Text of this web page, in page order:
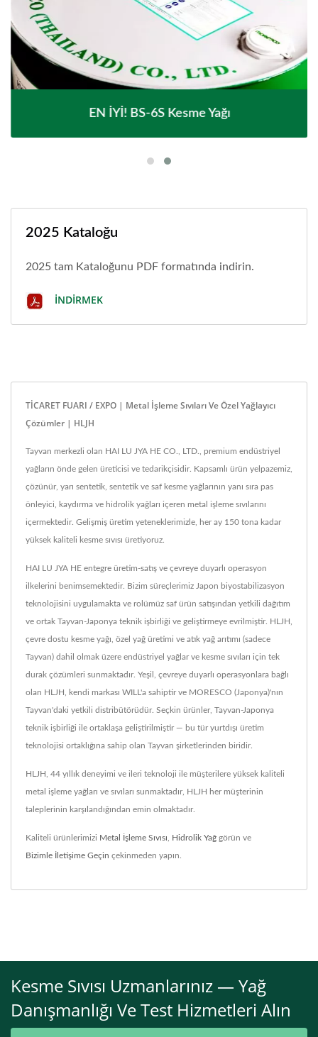
EN İYİ! BS-6S Kesme Yağı
2025 Kataloğu
2025 tam Kataloğunu PDF formatında indirin.
İNDIRMEK
TİCARET FUARI / EXPO | Metal İşleme Sıvıları Ve Özel Yağlayıcı
Çözümler | HLJH
Tayvan merkezli olan HAI LU JYA HE CO., LTD., premium endüstriyel
yağların önde gelen üreticisi ve tedarikçisidir. Kapsamlı ürün yelpazemiz,
çözünür, yarı sentetik, sentetik ve saf kesme yağlarının yanı sıra pas
önleyici, kaydırma ve hidrolik yağları içeren metal işleme sıvılarını
içermektedir. Gelişmiş üretim yeteneklerimizle, her ay 150 tona kadar
yüksek kaliteli kesme sıvısı üretiyoruz.
HAI LU JYA HE entegre üretim-satış ve çevreye duyarlı operasyon
ilkelerini benimsemektedir. Bizim süreçlerimiz Japon biyostabilizasyon
teknolojisini uygulamakta ve rolümüz saf ürün satışından yetkili dağıtım
ve ortak Tayvan-Japonya teknik işbirliği ve geliştirmeye evrilmiştir. HLJH,
çevre dostu kesme yağı, özel yağ üretimi ve atık yağ arıtımı (sadece
Tayvan) dahil olmak üzere endüstriyel yağlar ve kesme sıvıları için tek
durak çözümleri sunmaktadır. Yeşil, çevreye duyarlı operasyonlara bağlı
olan HLJH, kendi markası WILL'a sahiptir ve MORESCO (Japonya)'nın
Tayvan'daki yetkili distribütörüdür. Seçkin ürünler, Tayvan-Japonya
teknik işbirliği ile ortaklaşa geliştirilmiştir — bu tür yurtdışı üretim
teknolojisi ortaklığına sahip olan Tayvan şirketlerinden biridir.
HLJH, 44 yıllık deneyimi ve ileri teknoloji ile müşterilere yüksek kaliteli
metal işleme yağları ve sıvıları sunmaktadır, HLJH her müşterinin
taleplerinin karşılandığından emin olmaktadır.
Kaliteli ürünlerimizi Metal İşleme Sıvısı Hidrolik Yağ görün ve
Bizimle İletişime Geçin çekinmeden yapın.
Kesme Sıvısı Uzmanlarınız — Yağ
Danışmanlığı Ve Test Hizmetleri Alın